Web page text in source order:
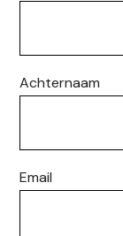
Achternaam
Email